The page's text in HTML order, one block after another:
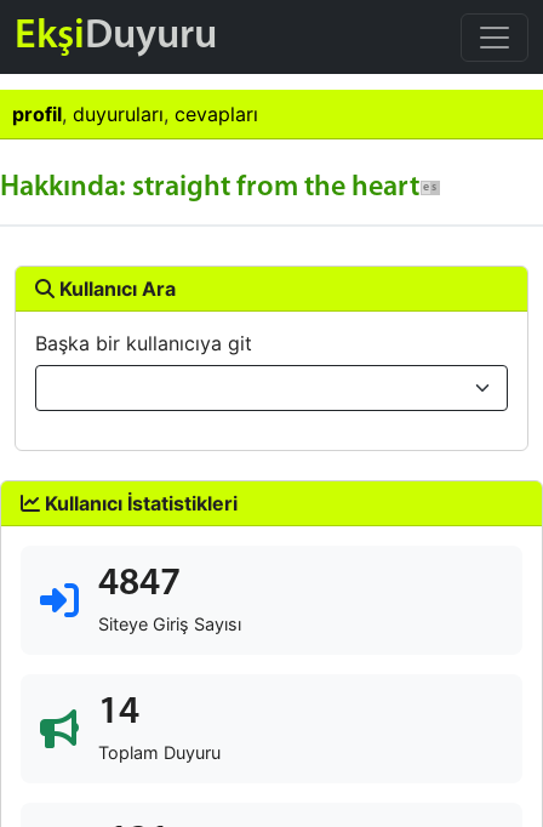
EkşiDuyuru
profil, duyuruları, cevapları
Hakkında: straight from the heart
Kullanıcı Ara
Başka bir kullanıcıya git
Kullanıcı İstatistikleri
4847
Siteye Giriş Sayısı
14
Toplam Duyuru